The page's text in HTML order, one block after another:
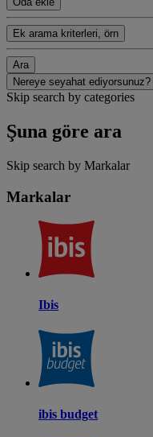
Ek arama kriterleri, örn
Ara
Nereye seyahat ediyorsunuz?
Skip search by categories
Şuna göre ara
Skip search by Markalar
Markalar
Ibis
ibis budget